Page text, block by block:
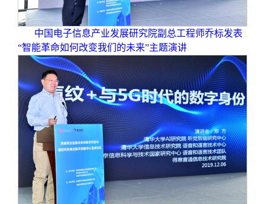
中国电子信息产业发展研究院副总工程师乔标发表
“智能革命如何改变我们的未来”主题演讲